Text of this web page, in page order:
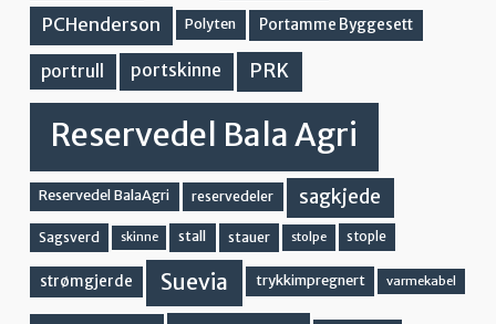
PCHenderson Polyten Portamme Byggesett
portrull portskinne PRK
Reservedel Bala Agri
Reservedel BalaAgri reservedeler sagkjede
Sagsverd skinne stall stauer stolpe stople
strømgjerde Suevia trykkimpregnert varmekabel